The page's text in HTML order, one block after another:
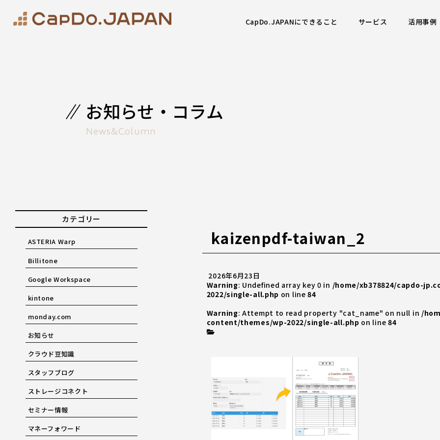
CapDo.JAPANにできること サービス 活用事例
お知らせ・コラム
News&Column
kaizenpdf-taiwan_2
2026年6月23日
Warning: Undefined array key 0 in /home/xb378824/capdo-
2022/single-all.php on line84
Warning: Attempt to read property "cat_name" on null in /
content/themes/wp-2022/single-all.php on line 84
カテゴリー
ASTERIA Warp
Billitone
Google Workspace
kintone
monday.com
お知らせ
クラウド豆知識
スタッフブログ
ストレージコネクト
セミナー情報
マネーフォワード